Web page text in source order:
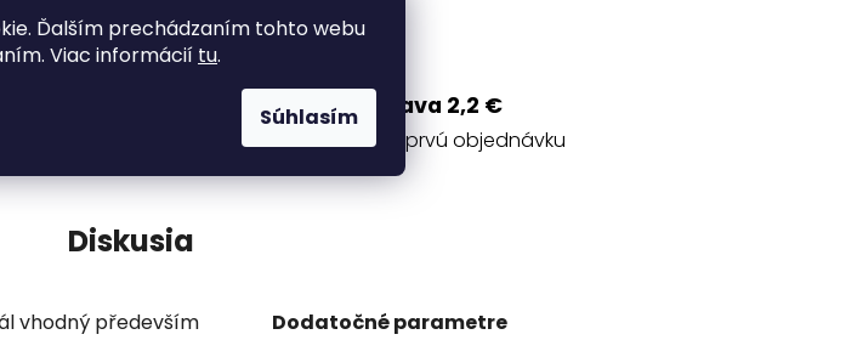
Ďalším prechádzaním tohto webu
Viac informácií tu.
Súhlasím
Tlač Opýtať sa Strážiť
Zľava 2,2 €
na prvú objednávku
Diskusia
vhodný především
Dodatočné parametre